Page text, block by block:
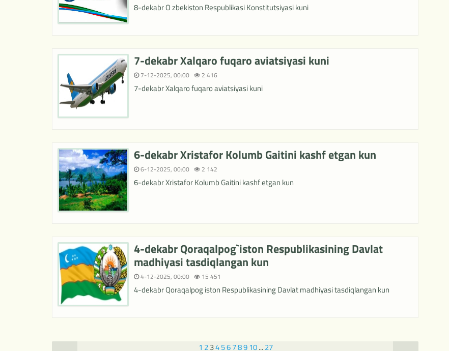
8-dekabr O zbekiston Respublikasi Konstitutsiyasi kuni
7-dekabr Xalqaro fuqaro aviatsiyasi kuni
7-12-2025, 00:00 2 416
7-dekabr Xalqaro fuqaro aviatsiyasi kuni
6-dekabr Xristafor Kolumb Gaitini kashf etgan kun
6-12-2025, 00:00 2 142
6-dekabr Xristafor Kolumb Gaitini kashf etgan kun
4-dekabr Qoraqalpog`iston Respublikasining Davlat
madhiyasi tasdiqlangan kun
4-12-2025, 00:00 15 451
4-dekabr Qoraqalpog iston Respublikasining Davlat madhiyasi tasdiqlangan kun
1 2345678910...27